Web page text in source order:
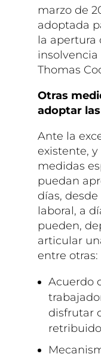
marzo de
adoptada
la apertura
Thomas
Otras
adoptar
Ante la
existente,
medidas
puedan
días,
laboral, a
pueden,
articular
entre otras:
Acuerdo
disfrutar